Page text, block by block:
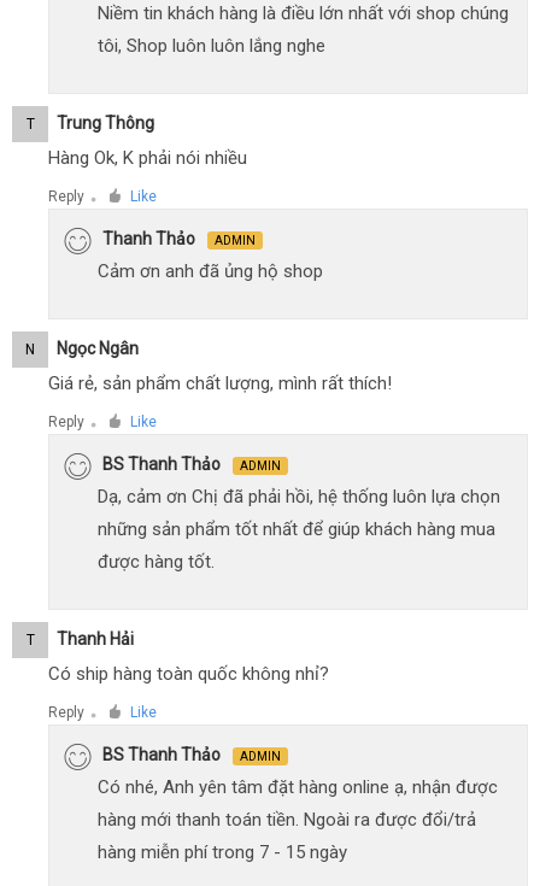
Niềm tin khách hàng là điều lớn nhất với shop chúng
tôi, Shop luôn luôn lắng nghe
T Trung Thông
Hàng Ok, K phải nói nhiều
Reply ● Like
Thanh Thảo ADMIN
Cảm ơn anh đã ủng hộ shop
N Ngọc Ngân
Giá rẻ, sản phẩm chất lượng, mình rất thích!
Reply ● Like
BS Thanh Thảo ADMIN
Dạ, cảm ơn Chị đã phải hồi, hệ thống luôn lựa chọn
những sản phẩm tốt nhất để giúp khách hàng mua
được hàng tốt.
T Thanh Hải
Có ship hàng toàn quốc không nhỉ?
Reply ● Like
BS Thanh Thảo ADMIN
Có nhé, Anh yên tâm đặt hàng online ạ, nhận được
hàng mới thanh toán tiền. Ngoài ra được đổi/trả
hàng miễn phí trong 7 - 15 ngày